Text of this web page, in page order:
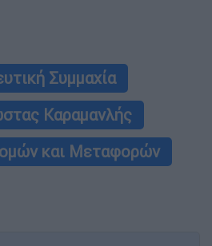
Συμμαχία
Καραμανλής
και Μεταφορών